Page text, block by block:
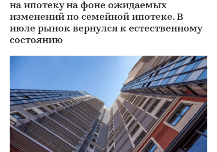
на ипотеку на фоне ожидаемых
изменений по семейной ипотеке. В
июле рынок вернулся к естественному
состоянию